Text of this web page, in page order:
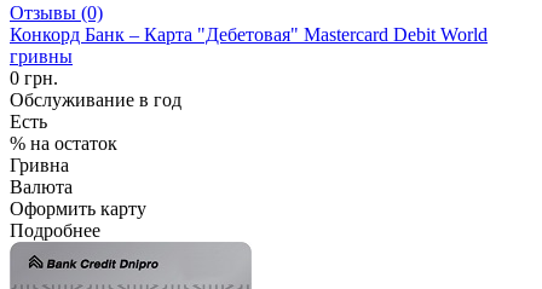
Отзывы (0)
Конкорд Банк – Карта "Дебетовая" Mastercard Debit World
гривны
0 грн.
Обслуживание в год
Есть
% на остаток
Гривна
Валюта
Оформить карту
Подробнее